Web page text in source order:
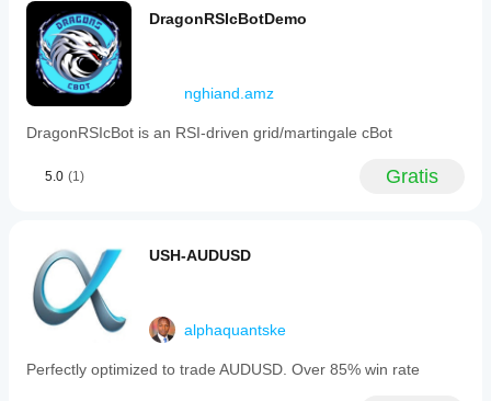
DragonRSIcBotDemo
nghiand.amz
DragonRSIcBot is an RSI-driven grid/martingale cBot
5.0 (1) Gratis
USH-AUDUSD
alphaquantske
Perfectly optimized to trade AUDUSD. Over 85% win rate